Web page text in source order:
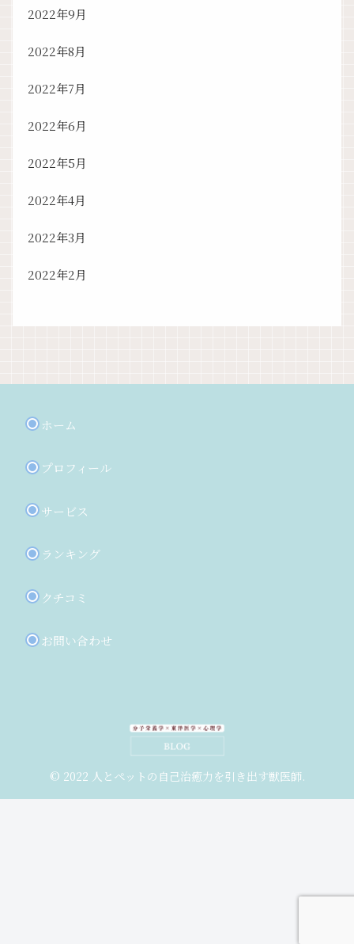
2022年9月
2022年8月
2022年7月
2022年6月
2022年5月
2022年4月
2022年3月
2022年2月
ホーム
プロフィール
サービス
ランキング
クチコミ
お問い合わせ
© 2022 人とペットの自己治癒力を引き出す獣医師.